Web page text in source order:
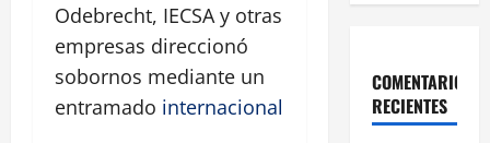
Odebrecht, IECSA y otras
empresas direccionó
sobornos mediante un
entramado internacional
COMENTARIOS
RECIENTES